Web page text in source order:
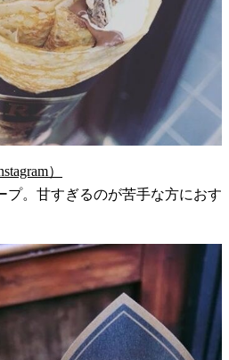
）
プ。甘すぎるのが苦手な方におす